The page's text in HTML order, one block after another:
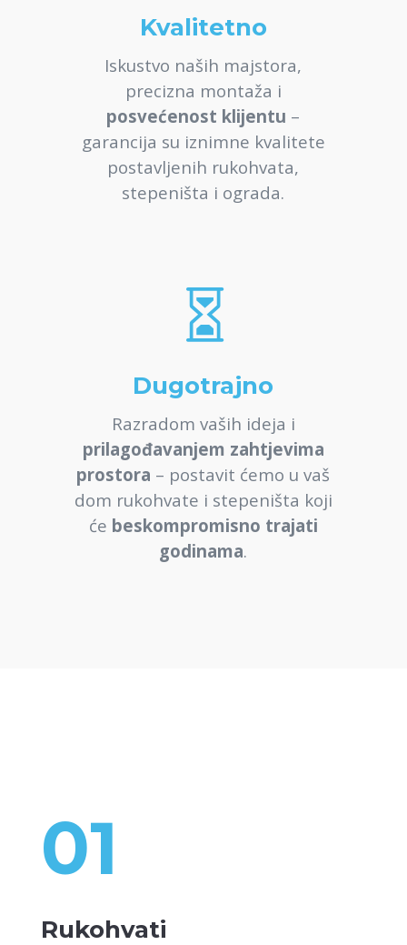
Kvalitetno
Iskustvo naših majstora,
precizna montaža i
posvećenost klijentu –
garancija su iznimne kvalitete
postavljenih rukohvata,
stepeništa i ograda.

Dugotrajno
Razradom vaših ideja i
prilagođavanjem zahtjevima
prostora – postavit ćemo u vaš
dom rukohvate i stepeništa koji
će beskompromisno trajati
godinama.
01
Rukohvati